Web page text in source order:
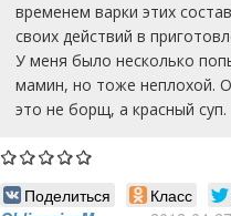
временем варки этих
своих действий в
У меня было несколько
мамин, но тоже неплохой.
это не борщ, а красный суп.
Поделиться Класс